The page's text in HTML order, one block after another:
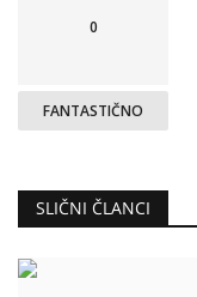
0
FANTASTIČNO
SLIČNI ČLANCI